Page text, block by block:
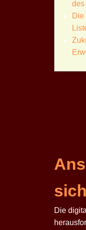
Die
Die